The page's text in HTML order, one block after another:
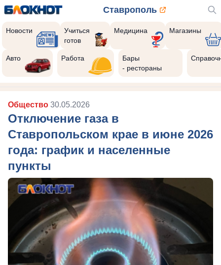
Ставрополь
Новости
Учиться
готов
Медицина Магазины
Авто Работа
Бары
- рестораны
Общество 30.05.2026
Отключение газа в
Ставропольском крае в июне 2026
года: график и населенные
пункты